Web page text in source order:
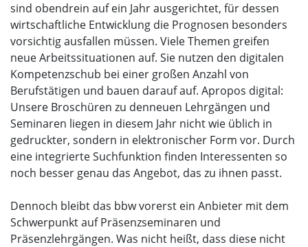
sind obendrein auf ein Jahr ausgerichtet, für dessen
wirtschaftliche Entwicklung die Prognosen besonders
vorsichtig ausfallen müssen. Viele Themen greifen
neue Arbeitssituationen auf. Sie nutzen den digitalen
Kompetenzschub bei einer großen Anzahl von
Berufstätigen und bauen darauf auf. Apropos digital:
Unsere Broschüren zu denneuen Lehrgängen und
Seminaren liegen in diesem Jahr nicht wie üblich in
gedruckter, sondern in elektronischer Form vor. Durch
eine integrierte Suchfunktion finden Interessenten so
noch besser genau das Angebot, das zu ihnen passt.
Dennoch bleibt das bbw vorerst ein Anbieter mit dem
Schwerpunkt auf Präsenzseminaren und
Präsenzlehrgängen. Was nicht heißt, dass diese nicht